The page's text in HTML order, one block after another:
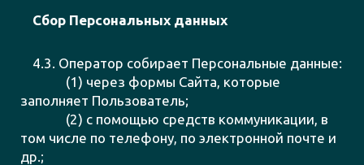
Сбор Персональных данных
4.3. Оператор собирает Персональные данные:
(1) через формы Сайта, которые
заполняет Пользователь;
(2) с помощью средств коммуникации, в
том числе по телефону, по электронной почте и
др.;